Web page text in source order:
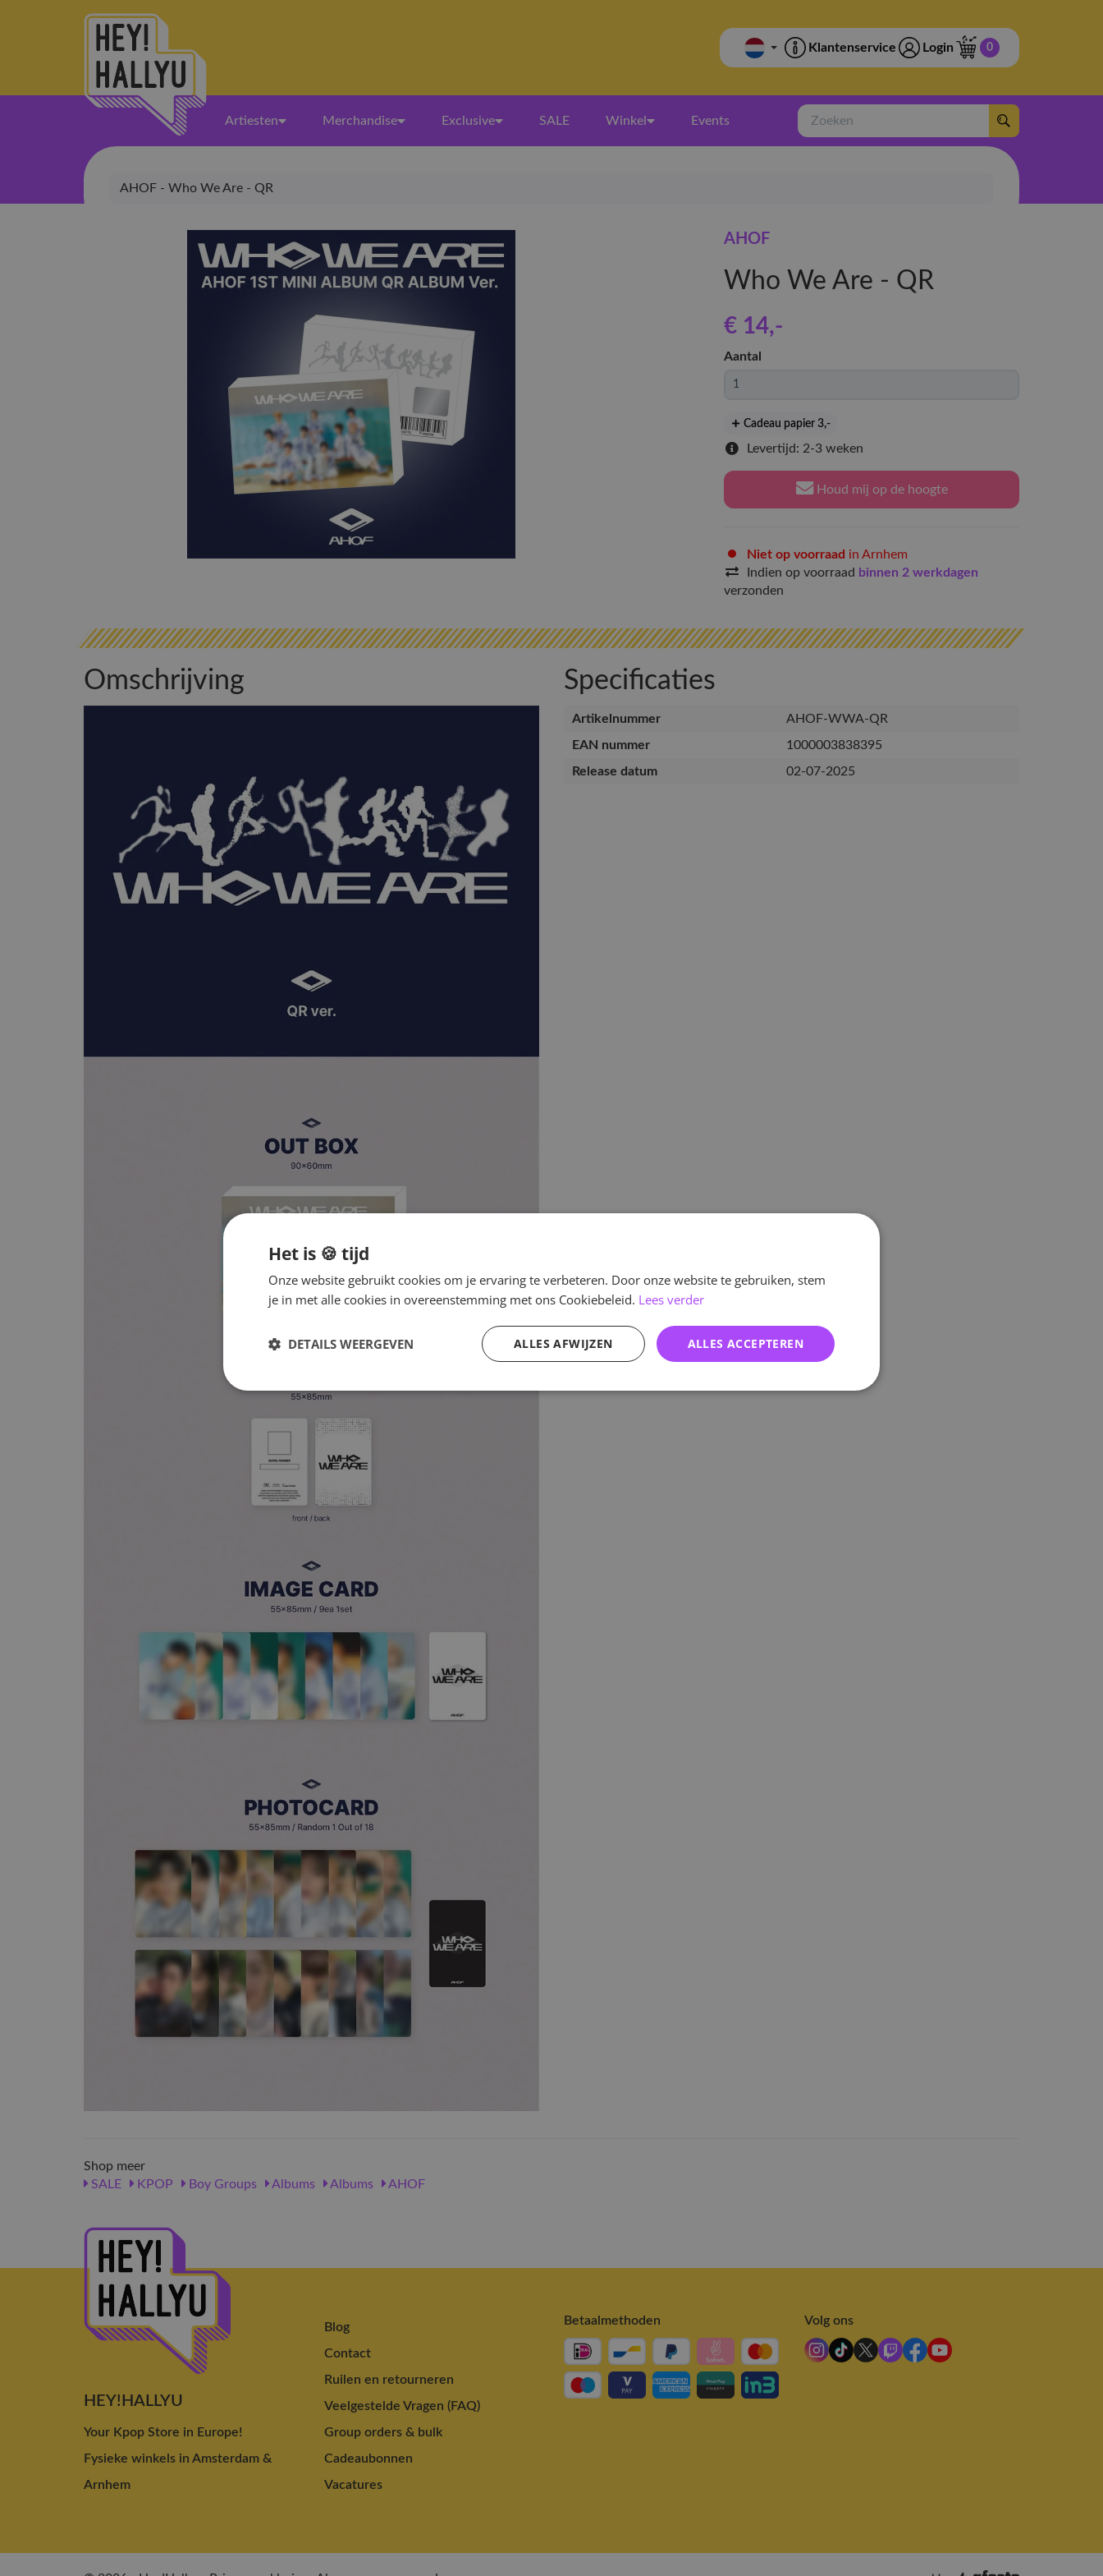
Klantenservice Login 0
Artiesten Merchandise Exclusive SALE Winkel Events
Zoeken
AHOF - Who We Are - QR
AHOF
Who We Are - QR
€ 14,-
Aantal
Cadeau papier 3,-
Levertijd: 2-3 weken
Houd mij op de hoogte
Niet op voorraad in Arnhem
Indien op voorraad binnen 2 werkdagen
verzonden
Omschrijving Specificaties
Artikelnummer
AHOF-WWA-QR
EAN nummer
1000003838395
Release datum
02-07-2025
Shop meer
SALE
KPOP Boy Groups Albums Albums AHOF
HEY!HALLYU
Your Kpop Store in Europe!
Fysieke winkels in Amsterdam &
Arnhem
Blog
Contact
Ruilen en retourneren
Veelgestelde Vragen (FAQ)
Group orders & bulk
Cadeaubonnen
Vacatures
Betaalmethoden Volg ons
Het is 🍪 tijd
Onze website gebruikt cookies om je ervaring te verbeteren. Door onze website te gebruiken, stem
je in met alle cookies in overeenstemming met ons Cookiebeleid. Lees verder
ALLES ACCEPTEREN
ALLES AFWIJZEN
DETAILS WEERGEVEN